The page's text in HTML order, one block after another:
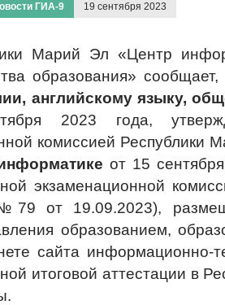
ГИА-9 19 сентября 2023
Марий Эл «Центр
образования»
английскому языку,
2023 года,
комиссией Республики
от 15
экзаменационной
от 19.09.2023),
образованием,
сайта информационно-
итоговой аттестации в